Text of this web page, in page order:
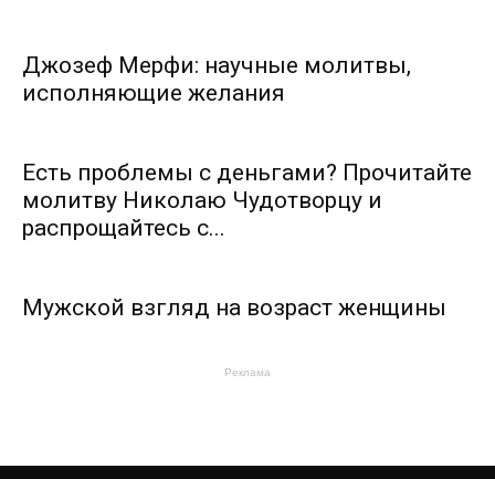
Джозеф Мерфи: научные молитвы,
исполняющие желания
Есть проблемы с деньгами? Прочитайте
молитву Николаю Чудотворцу и
распрощайтесь с...
Мужской взгляд на возраст женщины
Реклама